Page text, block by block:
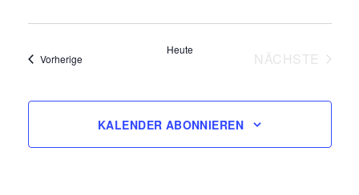
VorherigeVeranstaltungen
Heute
NÄCHSTE
KALENDER ABONNIEREN